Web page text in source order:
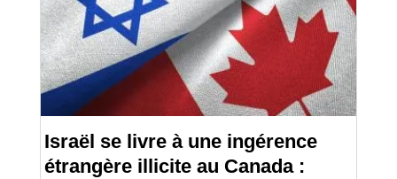
Israël se livre à une ingérence
étrangère illicite au Canada :